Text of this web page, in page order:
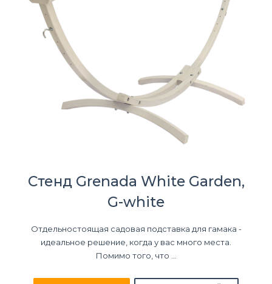
Стенд Grenada White Garden,
G-white
Отдельностоящая садовая подставка для гамака -
идеальное решение, когда у вас много места.
Помимо того, что ...